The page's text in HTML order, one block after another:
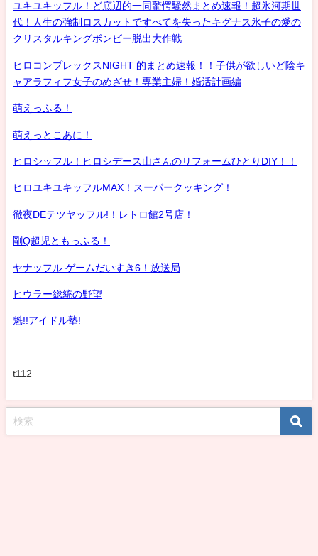
ユキユキッフル！ど底辺的一同驚愕騒然まとめ速報！超氷河期世
代！人生の強制ロスカットですべてを失ったキグナス氷子の愛の
クリスタルキングボンビー脱出大作戦
ヒロコンプレックスNIGHT 的まとめ速報！！子供が欲しいど陰キ
ャアラフィフ女子のめざせ！専業主婦！婚活計画編
萌えっふる！
萌えっとこあに！
ヒロシッフル！ヒロシデース山さんのリフォームひとりDIY！！
ヒロユキユキッフルMAX！スーパークッキング！
徹夜DEテツヤッフル!！レトロ館2号店！
剛Q超児ともっふる！
ヤナッフル ゲームだいすき6！放送局
ヒウラー総統の野望
魁!!アイドル塾!
t112